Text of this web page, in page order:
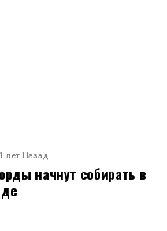
лет Назад
начнут собирать в